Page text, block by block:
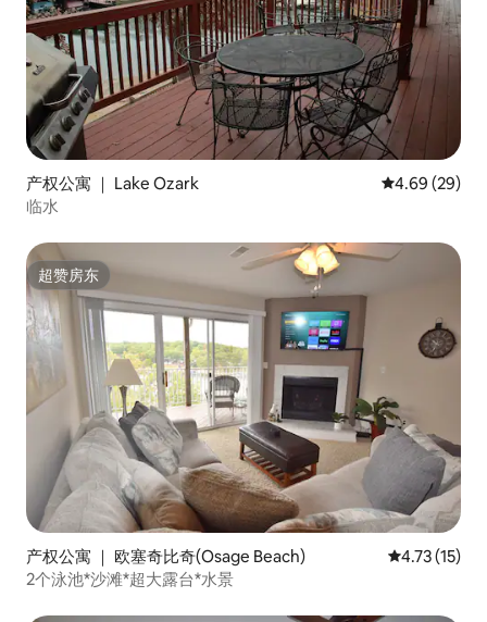
产权公寓 ｜ Lake Ozark 平均评分 4.69
4.69 (29)
临水
超赞房东
超赞房东
产权公寓 ｜ 欧塞奇比奇(Osage Beach) 平均评分
4.73 (15)
2个泳池*沙滩*超大露台*水景